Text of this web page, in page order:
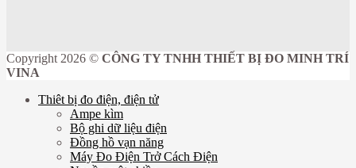
Copyright 2026 © CÔNG TY TNHH THIẾT BỊ ĐO MINH TRÍ
VINA
Thiêt bị đo điện, điện tử
Ampe kìm
Bộ ghi dữ liệu điện
Đồng hồ vạn năng
Máy Đo Điện Trở Cách Điện